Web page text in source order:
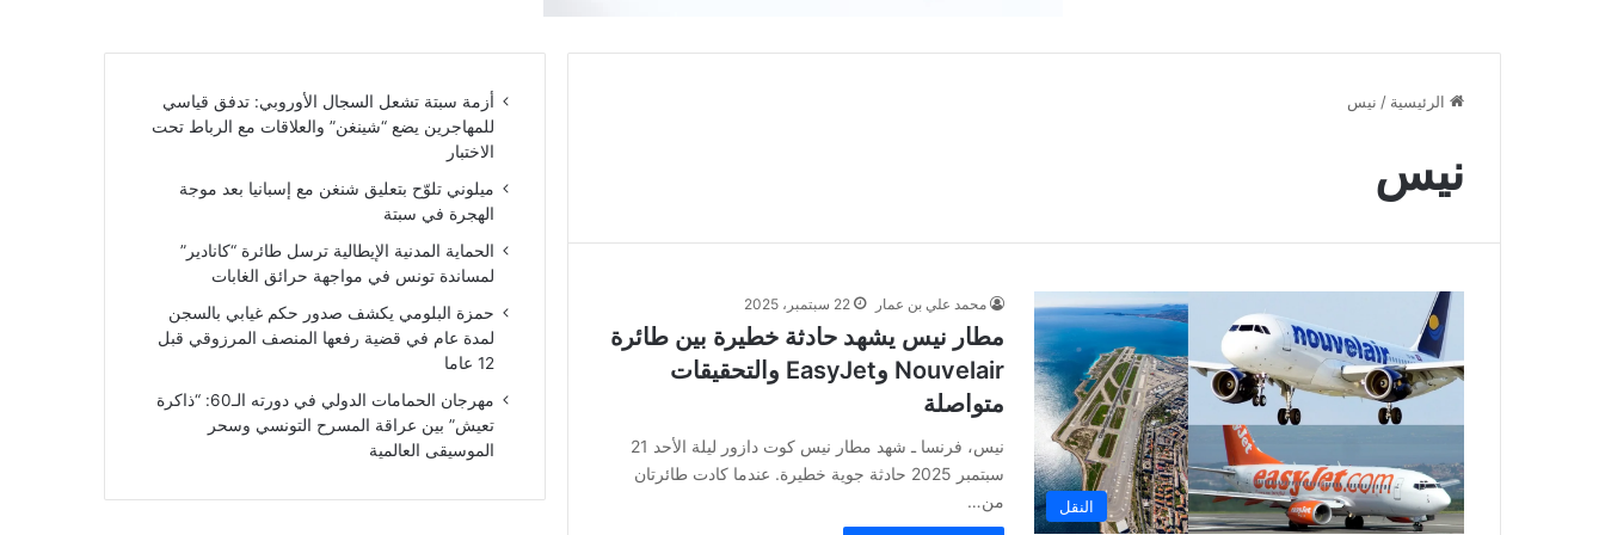
الرئيسية / نيس
نيس
النقل
محمد علي بن عمار 22 سبتمبر، 2025
مطار نيس يشهد حادثة خطيرة بين طائرة
Nouvelair وEasyJet والتحقيقات
متواصلة
نيس، فرنسا ـ شهد مطار نيس كوت دازور ليلة الأحد 21
سبتمبر 2025 حادثة جوية خطيرة. عندما كادت طائرتان
من…
أزمة سبتة تشعل السجال الأوروبي: تدفق قياسي
للمهاجرين يضع “شينغن” والعلاقات مع الرباط تحت
الاختبار
ميلوني تلوّح بتعليق شنغن مع إسبانيا بعد موجة
الهجرة في سبتة
الحماية المدنية الإيطالية ترسل طائرة “كانادير”
لمساندة تونس في مواجهة حرائق الغابات
حمزة البلومي يكشف صدور حكم غيابي بالسجن
لمدة عام في قضية رفعها المنصف المرزوقي قبل
12 عاما
مهرجان الحمامات الدولي في دورته الـ60: “ذاكرة
تعيش” بين عراقة المسرح التونسي وسحر
الموسيقى العالمية